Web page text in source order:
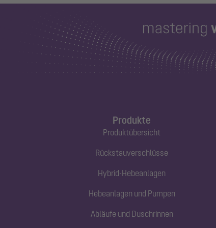
Produkte
Produktübersicht
Rückstauverschlüsse
Hybrid-Hebeanlagen
Hebeanlagen und Pumpen
Abläufe und Duschrinnen